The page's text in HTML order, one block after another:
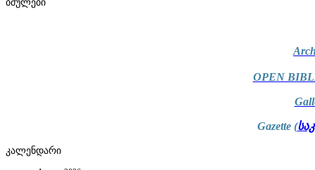
OPEN
Gazette (
კალენდარი